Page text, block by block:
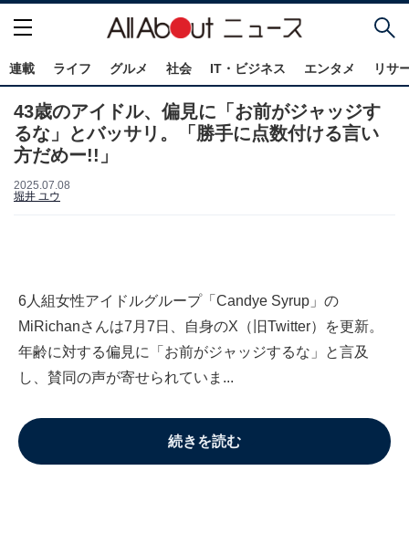
連載 ライフ グルメ 社会 IT・ビジネス エンタメ リサ
43歳のアイドル、偏見に「お前がジャッジす
るな」とバッサリ。「勝手に点数付ける言い
方だめー!!」
2025.07.08
堀井 ユウ
6人組女性アイドルグループ「Candye Syrup」の
MiRichanさんは7月7日、自身のX（旧Twitter）を更新。
年齢に対する偏見に「お前がジャッジするな」と言及
し、賛同の声が寄せられていま...
続きを読む